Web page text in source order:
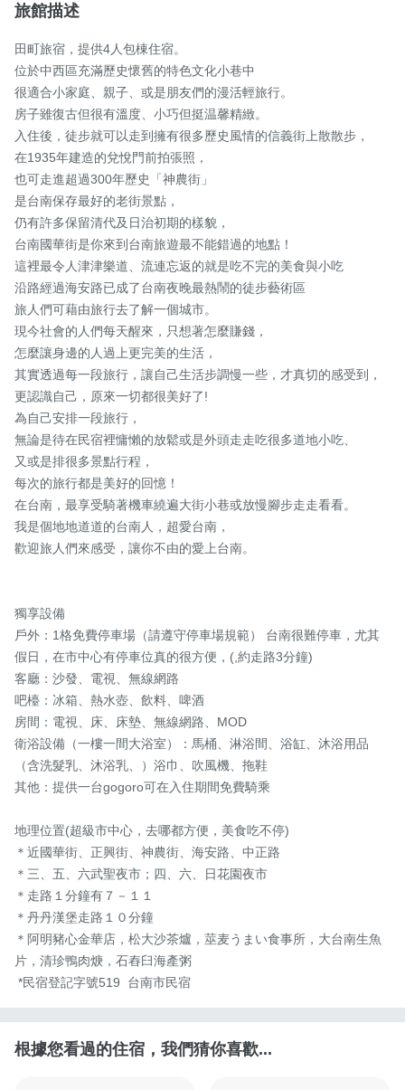
旅館描述
田町旅宿，提供4人包棟住宿。
位於中西區充滿歷史懷舊的特色文化小巷中
很適合小家庭、親子、或是朋友們的漫活輕旅行。
房子雖復古但很有溫度、小巧但挺温馨精緻。
入住後，徒步就可以走到擁有很多歷史風情的信義街上散散步，
在1935年建造的兌悅門前拍張照，
也可走進超過300年歷史「神農街」
是台南保存最好的老街景點，
仍有許多保留清代及日治初期的樣貌，
台南國華街是你來到台南旅遊最不能錯過的地點！
這裡最令人津津樂道、流連忘返的就是吃不完的美食與小吃
沿路經過海安路已成了台南夜晚最熱鬧的徒步藝術區
旅人們可藉由旅行去了解一個城市。
現今社會的人們每天醒來，只想著怎麼賺錢，
怎麼讓身邊的人過上更完美的生活，
其實透過每一段旅行，讓自己生活步調慢一些，才真切的感受到，
更認識自己，原來一切都很美好了!
為自己安排一段旅行，
無論是待在民宿裡慵懶的放鬆或是外頭走走吃很多道地小吃、
又或是排很多景點行程，
每次的旅行都是美好的回憶！
在台南，最享受騎著機車繞遍大街小巷或放慢腳步走走看看。
我是個地地道道的台南人，超愛台南，
歡迎旅人們來感受，讓你不由的愛上台南。
獨享設備
戶外：1格免費停車場（請遵守停車場規範） 台南很難停車，尤其
假日，在市中心有停車位真的很方便，(,約走路3分鐘)
客廳：沙發、電視、無線網路
吧檯：冰箱、熱水壺、飲料、啤酒
房間：電視、床、床墊、無線網路、MOD
衛浴設備（一樓一間大浴室）：馬桶、淋浴間、浴缸、沐浴用品
（含洗髮乳、沐浴乳、）浴巾、吹風機、拖鞋
其他：提供一台gogoro可在入住期間免費騎乘
地理位置(超級市中心，去哪都方便，美食吃不停)
＊近國華街、正興街、神農街、海安路、中正路
＊三、五、六武聖夜市；四、六、日花園夜市
＊走路１分鐘有７－１１
＊丹丹漢堡走路１０分鐘
＊阿明豬心金華店，松大沙茶爐，莁麦うまい食事所，大台南生魚
片，清珍鴨肉焿，石舂臼海產粥
*民宿登記字號519  台南市民宿
根據您看過的住宿，我們猜你喜歡...